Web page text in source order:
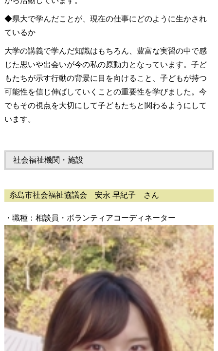
◆県大で学んだことが、現在の仕事にどのように生かされ
ているか
大学の講義で学んだ知識はもちろん、豊富な実習の中で感
じた思いや出会いが今の私の原動力となっています。子ど
もたちが示す行動の背景に目を向けること、子どもが持つ
可能性を信じ伸ばしていくことの重要性を学びました。今
でもその視点を大切にして子どもたちと関わるようにして
います。
社会福祉機関・施設
糸島市社会福祉協議会 安永 早紀子 さん
・職種：相談員・ボランティアコーディネーター